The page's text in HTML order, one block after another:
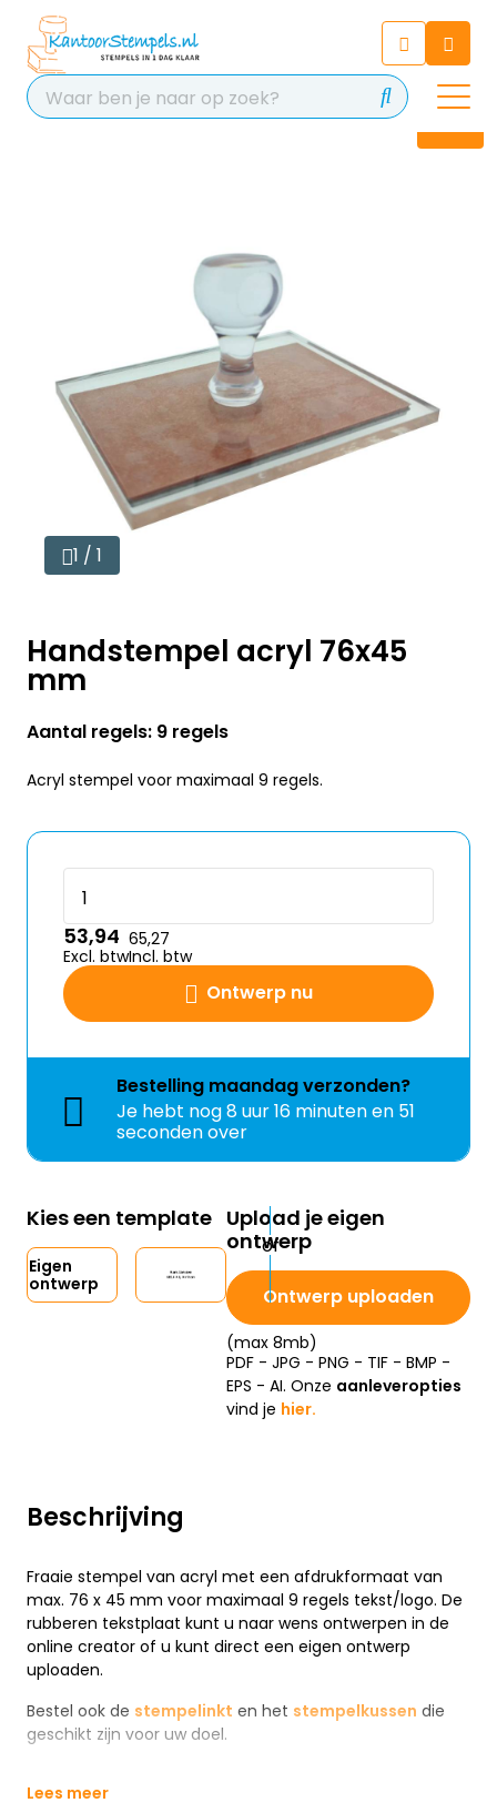
Chat 24/7 met onze chatbot
voor hulp
Contact
Beschrijving
Fraaie stempel van acryl met een afdrukformaat van
max. 76 x 45 mm voor maximaal 9 regels tekst/logo. De
rubberen tekstplaat kunt u naar wens ontwerpen in de
online creator of u kunt direct een eigen ontwerp
uploaden.
Bestel ook de stempelinkt en het stempelkussen die
geschikt zijn voor uw doel.
Lees meer
1 / 1
Handstempel acryl 76x45
mm
Aantal regels: 9 regels
Acryl stempel voor maximaal 9 regels.
Ontwerp nu
53,94
Excl. btw
65,27
Incl. btw
Bestelling maandagverzonden?
Je hebt nog8 uur 16 minuten en 50
seconden over
Kies een template
Eigen
ontwerp
Upload je eigen
ontwerp
Ontwerp uploaden
(max 8mb)
PDF - JPG - PNG - TIF - BMP -
EPS - AI. Onze aanleveropties
vind je hier.